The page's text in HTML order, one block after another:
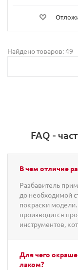
Найдено товаров: 49
FAQ -
В чем отличие
Разбавитель
до необходимой
покраски
производится
инструментов,
Для чего
лаком?